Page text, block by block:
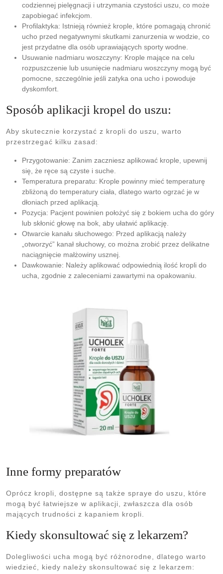
codziennej pielęgnacji i utrzymania czystości uszu, co może
zapobiegać infekcjom.
Profilaktyka: Istnieją również krople, które pomagają chronić
ucho przed negatywnymi skutkami zanurzenia w wodzie, co
jest przydatne dla osób uprawiających sporty wodne.
Usuwanie nadmiaru woszczyny: Krople mające na celu
rozpuszczenie lub usunięcie nadmiaru woszczyny mogą być
pomocne, szczególnie jeśli zatyka ona ucho i powoduje
dyskomfort.
Sposób aplikacji kropel do uszu:
Aby skutecznie korzystać z kropli do uszu, warto
przestrzegać kilku zasad:
Przygotowanie: Zanim zaczniesz aplikować krople, upewnij
się, że ręce są czyste i suche.
Temperatura preparatu: Krople powinny mieć temperaturę
zbliżoną do temperatury ciała, dlatego warto ogrzać je w
dłoniach przed aplikacją.
Pozycja: Pacjent powinien położyć się z bokiem ucha do góry
lub skłonić głowę na bok, aby ułatwić aplikację.
Otwarcie kanału słuchowego: Przed aplikacją należy
„otworzyć” kanał słuchowy, co można zrobić przez delikatne
naciągnięcie małżowiny usznej.
Dawkowanie: Należy aplikować odpowiednią ilość kropli do
ucha, zgodnie z zaleceniami zawartymi na opakowaniu.
Inne formy preparatów
Oprócz kropli, dostępne są także spraye do uszu, które
mogą być łatwiejsze w aplikacji, zwłaszcza dla osób
mających trudności z kapaniem kropli.
Kiedy skonsultować się z lekarzem?
Dolegliwości ucha mogą być różnorodne, dlatego warto
wiedzieć, kiedy należy skonsultować się z lekarzem: